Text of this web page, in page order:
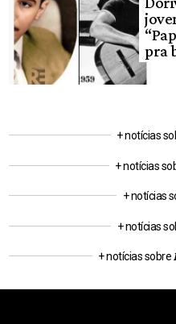
pra
+ notícias
+ notícias
+ notícias
+ notícias
+ notícias sobre